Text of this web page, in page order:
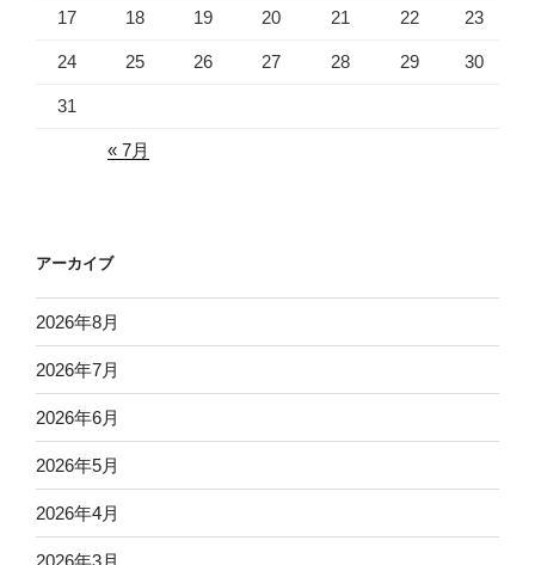
17 18 19 20 21 22 23
24 25 26 27 28 29 30
31
« 7月
アーカイブ
2026年8月
2026年7月
2026年6月
2026年5月
2026年4月
2026年3月